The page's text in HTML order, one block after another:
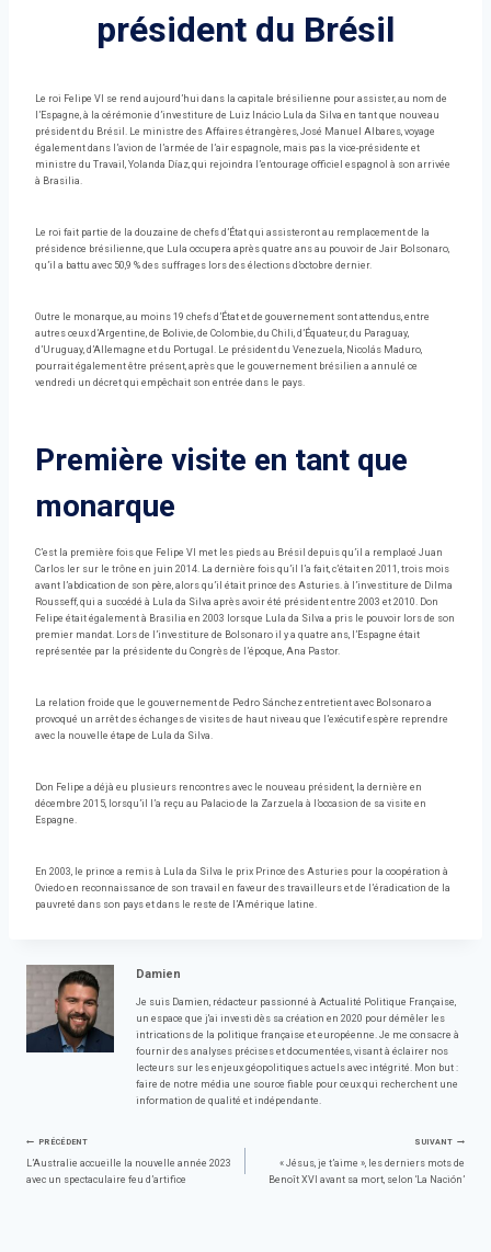
président du Brésil
Le roi Felipe VI se rend aujourd’hui dans la capitale brésilienne pour assister, au nom de
l’Espagne, à la cérémonie d’investiture de Luiz Inácio Lula da Silva en tant que nouveau
président du Brésil. Le ministre des Affaires étrangères, José Manuel Albares, voyage
également dans l’avion de l’armée de l’air espagnole, mais pas la vice-présidente et
ministre du Travail, Yolanda Díaz, qui rejoindra l’entourage officiel espagnol à son arrivée
à Brasilia.
Le roi fait partie de la douzaine de chefs d’État qui assisteront au remplacement de la
présidence brésilienne, que Lula occupera après quatre ans au pouvoir de Jair Bolsonaro,
qu’il a battu avec 50,9 % des suffrages lors des élections d’octobre dernier.
Outre le monarque, au moins 19 chefs d’État et de gouvernement sont attendus, entre
autres ceux d’Argentine, de Bolivie, de Colombie, du Chili, d’Équateur, du Paraguay,
d’Uruguay, d’Allemagne et du Portugal. Le président du Venezuela, Nicolás Maduro,
pourrait également être présent, après que le gouvernement brésilien a annulé ce
vendredi un décret qui empêchait son entrée dans le pays.
Première visite en tant que
monarque
C’est la première fois que Felipe VI met les pieds au Brésil depuis qu’il a remplacé Juan
Carlos Ier sur le trône en juin 2014. La dernière fois qu’il l’a fait, c’était en 2011, trois mois
avant l’abdication de son père, alors qu’il était prince des Asturies. à l’investiture de Dilma
Rousseff, qui a succédé à Lula da Silva après avoir été président entre 2003 et 2010. Don
Felipe était également à Brasilia en 2003 lorsque Lula da Silva a pris le pouvoir lors de son
premier mandat. Lors de l’investiture de Bolsonaro il y a quatre ans, l’Espagne était
représentée par la présidente du Congrès de l’époque, Ana Pastor.
La relation froide que le gouvernement de Pedro Sánchez entretient avec Bolsonaro a
provoqué un arrêt des échanges de visites de haut niveau que l’exécutif espère reprendre
avec la nouvelle étape de Lula da Silva.
Don Felipe a déjà eu plusieurs rencontres avec le nouveau président, la dernière en
décembre 2015, lorsqu’il l’a reçu au Palacio de la Zarzuela à l’occasion de sa visite en
Espagne.
En 2003, le prince a remis à Lula da Silva le prix Prince des Asturies pour la coopération à
Oviedo en reconnaissance de son travail en faveur des travailleurs et de l’éradication de la
pauvreté dans son pays et dans le reste de l’Amérique latine.
Damien
Je suis Damien, rédacteur passionné à Actualité Politique Française,
un espace que j'ai investi dès sa création en 2020 pour démêler les
intrications de la politique française et européenne. Je me consacre à
fournir des analyses précises et documentées, visant à éclairer nos
lecteurs sur les enjeux géopolitiques actuels avec intégrité. Mon but :
faire de notre média une source fiable pour ceux qui recherchent une
information de qualité et indépendante.
Navigation
PRÉCÉDENT
L’Australie accueille la nouvelle année 2023
avec un spectaculaire feu d’artifice
SUIVANT
« Jésus, je t’aime », les derniers mots de
Benoît XVI avant sa mort, selon ‘La Nación’